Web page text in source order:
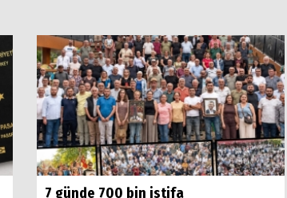
7 günde 700 bin istifa